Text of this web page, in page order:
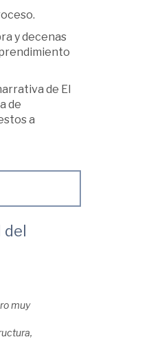
y decenas
de El
de
a
del
muy